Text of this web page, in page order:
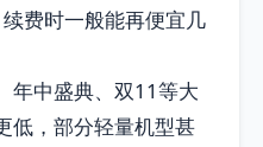
费时一般能再便宜几
年中盛典、双11等大
低，部分轻量机型甚